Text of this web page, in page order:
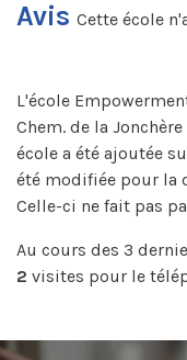
Avis Cette école
L'école
Chem. de la
école a été ajoutée
été modifiée pour la
Celle-ci ne fait pas
Au cours des 3
2 visites pour le